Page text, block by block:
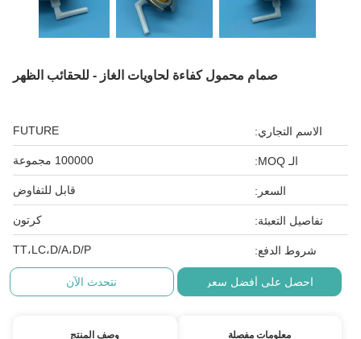
صمام محمول كفاءة لحاويات الغاز - للحقائب الظهر
الاسم التجاري: FUTURE
الـ MOQ: 100000 مجموعة
السعر: قابل للتفاوض
تفاصيل التعبئة: كرتون
شروط الدفع: TT،LC،D/A،D/P
احصل على أفضل سعر نتحدث الآن
معلومات مفصلة وصف المنتج